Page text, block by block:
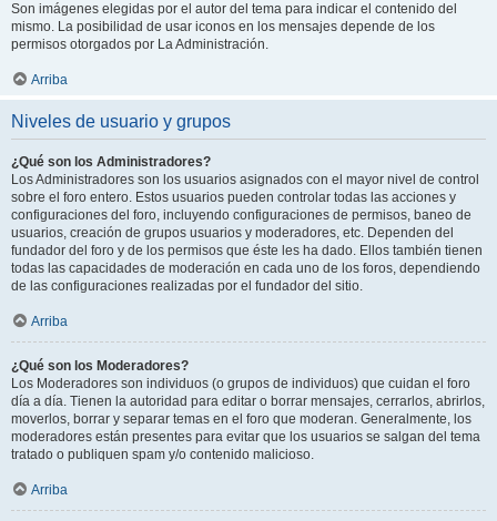
Son imágenes elegidas por el autor del tema para indicar el contenido del
mismo. La posibilidad de usar iconos en los mensajes depende de los
permisos otorgados por La Administración.
Arriba
Niveles de usuario y grupos
¿Qué son los Administradores?
Los Administradores son los usuarios asignados con el mayor nivel de control
sobre el foro entero. Estos usuarios pueden controlar todas las acciones y
configuraciones del foro, incluyendo configuraciones de permisos, baneo de
usuarios, creación de grupos usuarios y moderadores, etc. Dependen del
fundador del foro y de los permisos que éste les ha dado. Ellos también tienen
todas las capacidades de moderación en cada uno de los foros, dependiendo
de las configuraciones realizadas por el fundador del sitio.
Arriba
¿Qué son los Moderadores?
Los Moderadores son individuos (o grupos de individuos) que cuidan el foro
día a día. Tienen la autoridad para editar o borrar mensajes, cerrarlos, abrirlos,
moverlos, borrar y separar temas en el foro que moderan. Generalmente, los
moderadores están presentes para evitar que los usuarios se salgan del tema
tratado o publiquen spam y/o contenido malicioso.
Arriba